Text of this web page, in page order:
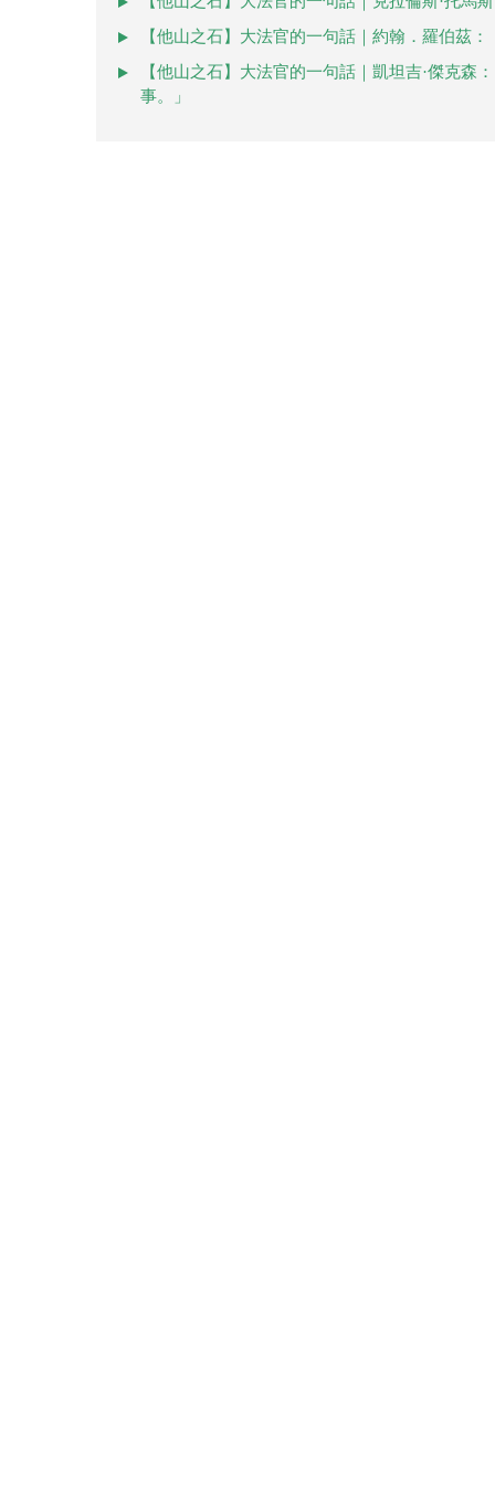
【他山之石】大法官的一句話｜約翰．羅伯茲
【他山之石】大法官的一句話｜凱坦吉·傑克
事。」